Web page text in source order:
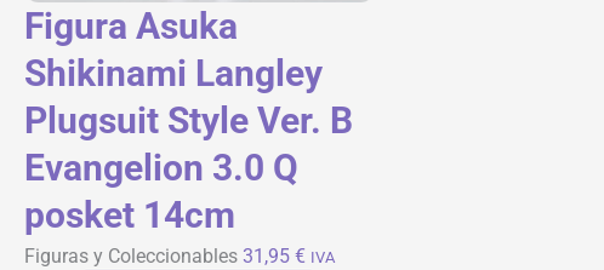
Figura Asuka
Shikinami Langley
Plugsuit Style Ver. B
Evangelion 3.0 Q
posket 14cm
Figuras y Coleccionables 31,95 € IVA